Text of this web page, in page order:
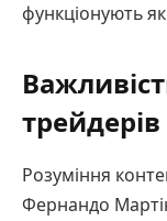
функціонують як
Розуміння
Фернандо